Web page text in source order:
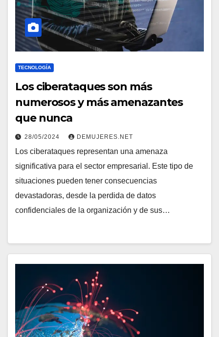
TECNOLOGÍA
Los ciberataques son más
numerosos y más amenazantes
que nunca
28/05/2024 DEMUJERES.NET
Los ciberataques representan una amenaza
significativa para el sector empresarial. Este tipo de
situaciones pueden tener consecuencias
devastadoras, desde la perdida de datos
confidenciales de la organización y de sus…